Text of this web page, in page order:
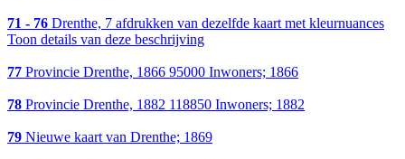
71 - 76 Drenthe, 7 afdrukken van dezelfde kaart met kleurnuances
Toon details van deze beschrijving
77 Provincie Drenthe, 1866 95000 Inwoners; 1866
78 Provincie Drenthe, 1882 118850 Inwoners; 1882
79 Nieuwe kaart van Drenthe; 1869